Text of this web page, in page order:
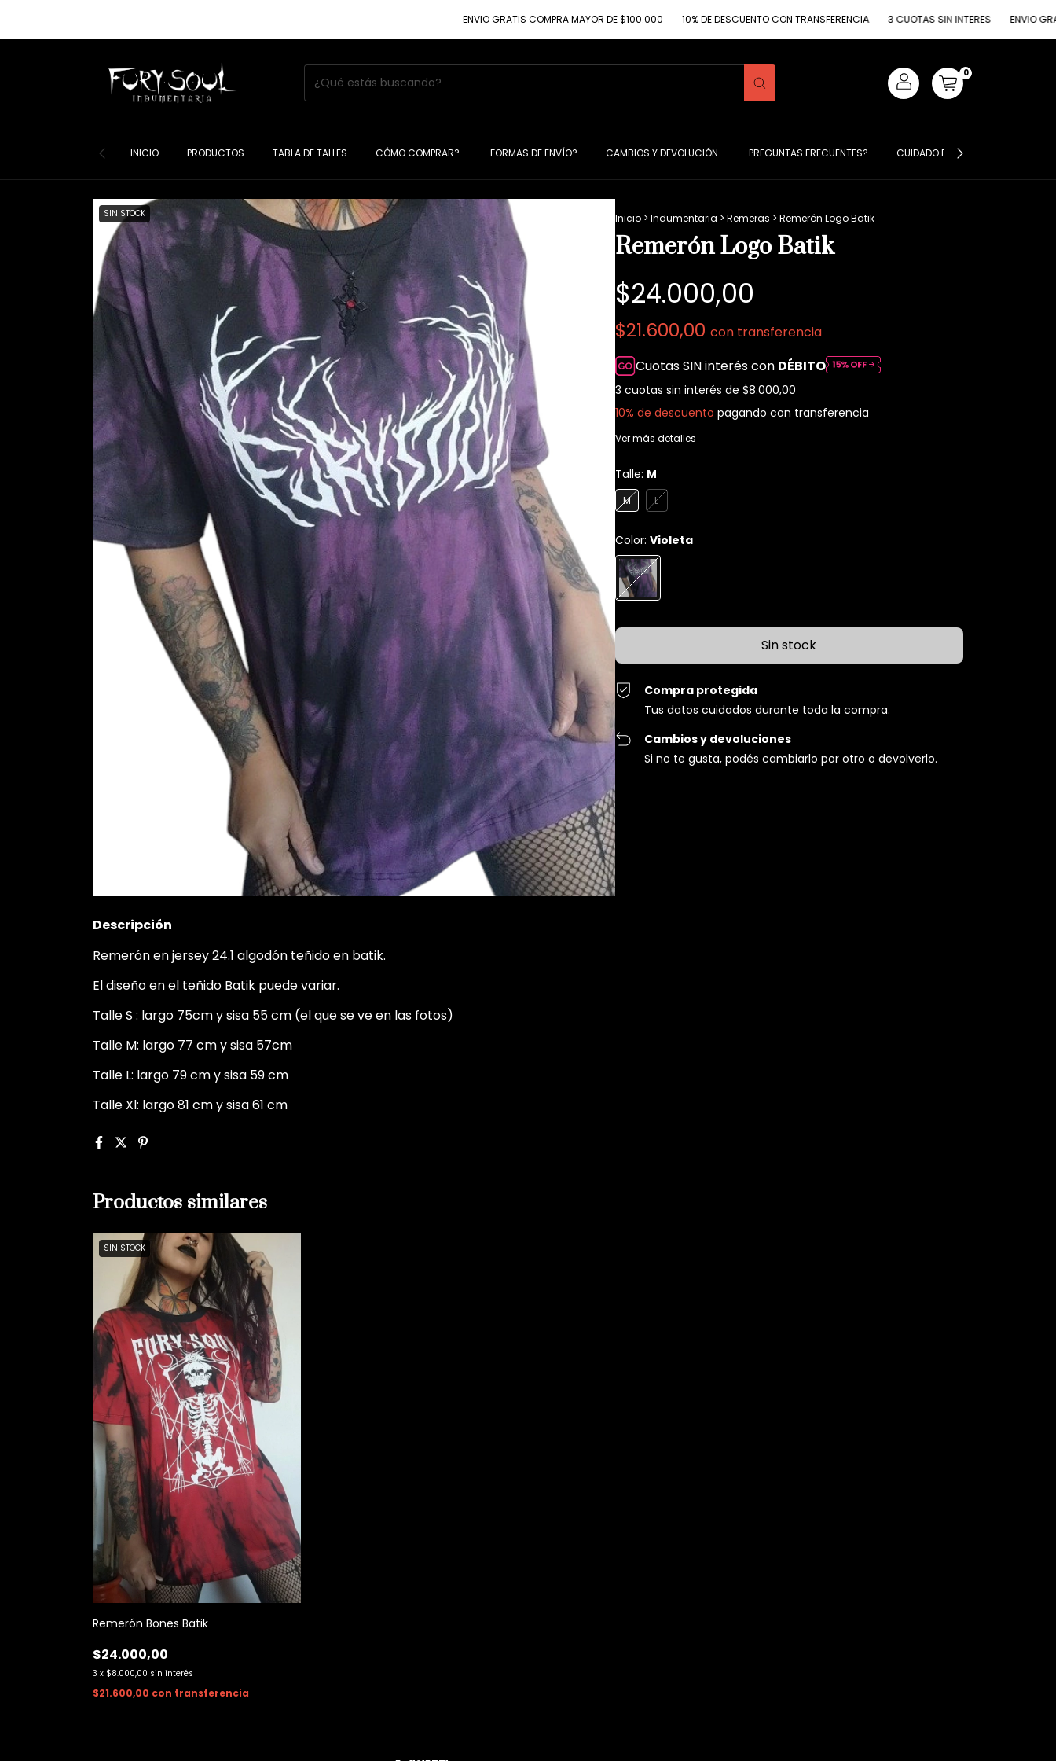
ENVIO GRATIS COMPRA MAYOR DE $100.000 10% DE DESCUENTO CON TRANSFERENCIA 3 CUOTAS SIN INTERES ENVIO GRATIS
0
INICIO PRODUCTOS TABLA DE TALLES CÓMO COMPRAR?. FORMAS DE ENVÍO? CAMBIOS Y DEVOLUCIÓN. PREGUNTAS FRECUENTES? CUIDADO DE MIS PRENDAS ?
SIN STOCK Inicio > Indumentaria > Remeras > Remerón Logo Batik
Remerón Logo Batik
$24.000,00
$21.600,00 con transferencia
Cuotas SIN interés con DÉBITO
3 cuotas sin interés de $8.000,00
10% de descuento pagando con transferencia
Ver más detalles
Talle: M
M L
Color: Violeta
Compra protegida
Tus datos cuidados durante toda la compra.
Cambios y devoluciones
Si no te gusta, podés cambiarlo por otro o devolverlo.
Descripción
Remerón en jersey 24.1 algodón teñido en batik.
El diseño en el teñido Batik puede variar.
Talle S : largo 75cm y sisa 55 cm (el que se ve en las fotos)
Talle M: largo 77 cm y sisa 57cm
Talle L: largo 79 cm y sisa 59 cm
Talle Xl: largo 81 cm y sisa 61 cm
Productos similares
SIN STOCK
Remerón Bones Batik
$24.000,00
3 x $8.000,00 sin interés
$21.600,00 con transferencia